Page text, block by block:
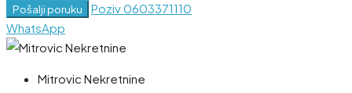
Pošalji poruku Poziv0603371110
WhatsApp
Mitrovic Nekretnine